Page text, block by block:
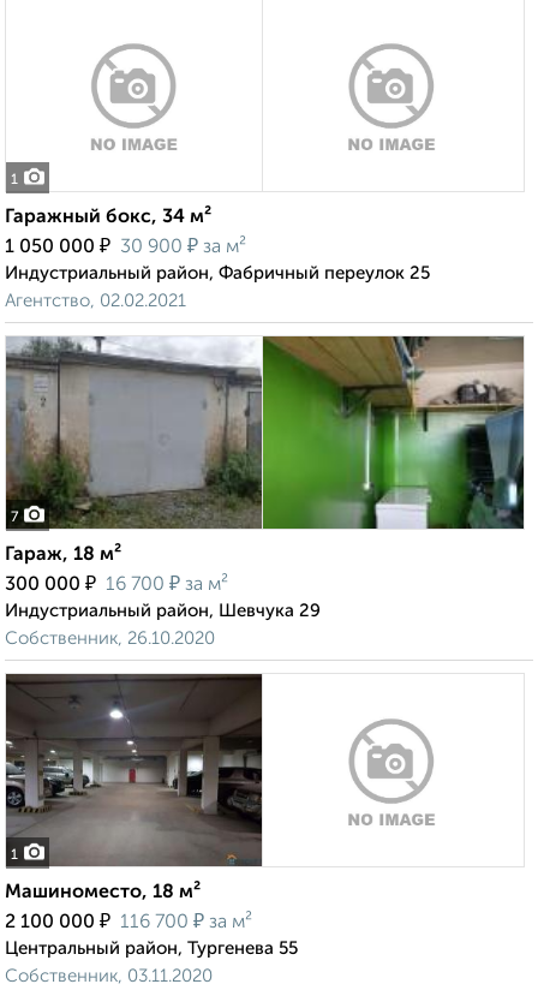
1
Гаражный бокс, 34 м²
1 050 000 ₽ 30 900 ₽ за м²
Индустриальный район, Фабричный переулок 25
Агентство, 02.02.2021
7
Гараж, 18 м²
300 000 ₽ 16 700 ₽ за м²
Индустриальный район, Шевчука 29
Собственник, 26.10.2020
1
Машиноместо, 18 м²
2 100 000 ₽ 116 700 ₽ за м²
Центральный район, Тургенева 55
Собственник, 03.11.2020